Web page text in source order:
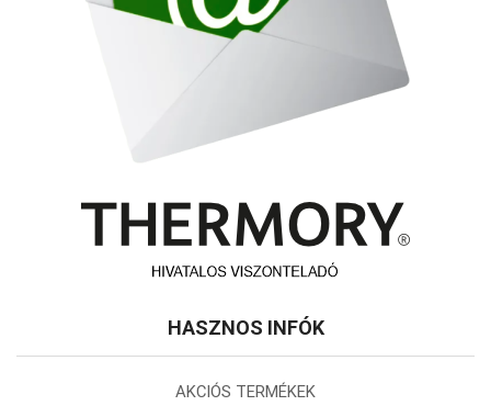
HASZNOS INFÓK
AKCIÓS TERMÉKEK